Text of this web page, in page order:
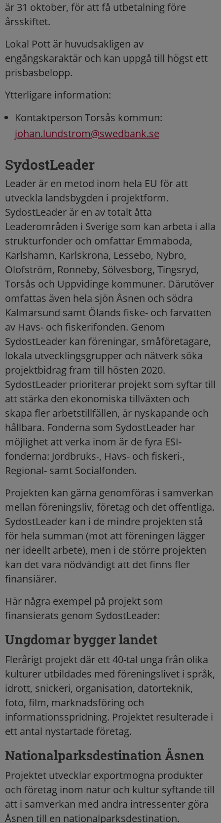
är 31 oktober, för att få utbetalning före
årsskiftet.
Lokal Pott är huvudsakligen av
engångskaraktär och kan uppgå till högst ett
prisbasbelopp.
Ytterligare information:
Kontaktperson Torsås kommun:
johan.lundstrom@swedbank.se
SydostLeader
Leader är en metod inom hela EU för att
utveckla landsbygden i projektform.
SydostLeader är en av totalt åtta
Leaderområden i Sverige som kan arbeta i alla
strukturfonder och omfattar Emmaboda,
Karlshamn, Karlskrona, Lessebo, Nybro,
Olofström, Ronneby, Sölvesborg, Tingsryd,
Torsås och Uppvidinge kommuner. Därutöver
omfattas även hela sjön Åsnen och södra
Kalmarsund samt Ölands fiske- och farvatten
av Havs- och fiskerifonden. Genom
SydostLeader kan föreningar, småföretagare,
lokala utvecklingsgrupper och nätverk söka
projektbidrag fram till hösten 2020.
SydostLeader prioriterar projekt som syftar till
att stärka den ekonomiska tillväxten och
skapa fler arbetstillfällen, är nyskapande och
hållbara. Fonderna som SydostLeader har
möjlighet att verka inom är de fyra ESI-
fonderna: Jordbruks-, Havs- och fiskeri-,
Regional- samt Socialfonden.
Projekten kan gärna genomföras i samverkan
mellan föreningsliv, företag och det offentliga.
SydostLeader kan i de mindre projekten stå
för hela summan (mot att föreningen lägger
ner ideellt arbete), men i de större projekten
kan det vara nödvändigt att det finns fler
finansiärer.
Här några exempel på projekt som
finansierats genom SydostLeader:
Ungdomar bygger landet
Flerårigt projekt där ett 40-tal unga från olika
kulturer utbildades med föreningslivet i språk,
idrott, snickeri, organisation, datorteknik,
foto, film, marknadsföring och
informationsspridning. Projektet resulterade i
ett antal nystartade företag.
Nationalparksdestination Åsnen
Projektet utvecklar exportmogna produkter
och företag inom natur och kultur syftande till
att i samverkan med andra intressenter göra
Åsnen till en nationalparksdestination.